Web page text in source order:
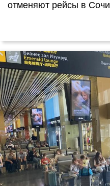
отменяют рейсы в Сочи